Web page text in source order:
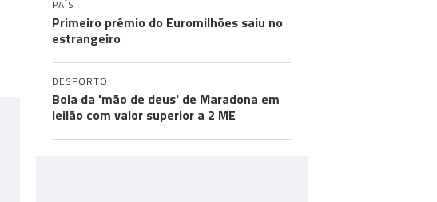
PAÍS
Primeiro prémio do Euromilhões saiu no
estrangeiro
DESPORTO
Bola da 'mão de deus' de Maradona em
leilão com valor superior a 2 ME